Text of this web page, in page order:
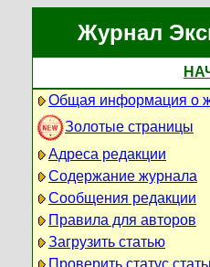
Журнал
Общая информация о
Золотые страницы
Адреса редакции
Содержание журнала
Сообщения редакции
Правила для авторов
Загрузить статью
Проверить статус